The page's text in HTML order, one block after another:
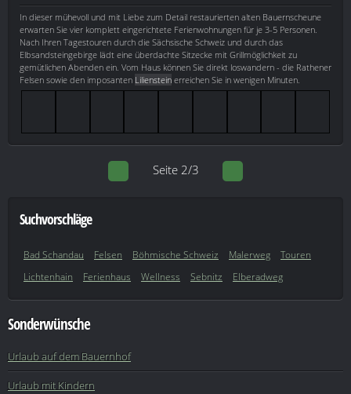
In dieser mühevoll und mit Liebe zum Detail restaurierten alten Bauernscheune
erwarten Sie vier komplett eingerichtete Ferienwohnungen für je 3-5 Personen.
Nach Ihren Tagestouren durch die Sächsische Schweiz und durch das
Elbsandsteingebirge lädt eine überdachte Sitzecke mit Grillmöglichkeit zu
gemütlichen Abenden ein. Vom Haus können Sie direkt loswandern - die Rathener
Felsen sowie den imposanten Lilienstein erreichen Sie in wenigen Minuten.
Seite 2/3
Suchvorschläge
Bad Schandau Felsen Böhmische Schweiz Malerweg
Touren
Lichtenhain
Ferienhaus Wellness Sebnitz Elberadweg
Sonderwünsche
Urlaub auf dem Bauernhof
Urlaub mit Kindern